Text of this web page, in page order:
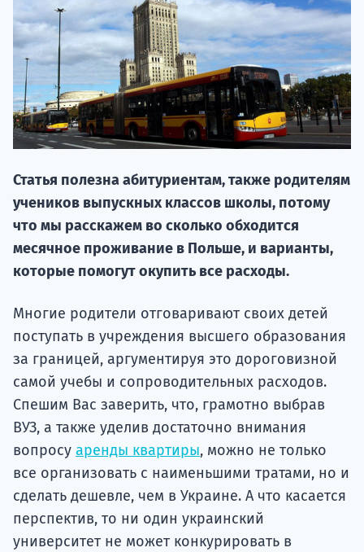
Статья полезна абитуриентам, также родителям
учеников выпускных классов школы, потому
что мы расскажем во сколько обходится
месячное проживание в Польше, и варианты,
которые помогут окупить все расходы.
Многие родители отговаривают своих детей
поступать в учреждения высшего образования
за границей, аргументируя это дороговизной
самой учебы и сопроводительных расходов.
Спешим Вас заверить, что, грамотно выбрав
ВУЗ, а также уделив достаточно внимания
вопросу аренды квартиры, можно не только
все организовать с наименьшими тратами, но и
сделать дешевле, чем в Украине. А что касается
перспектив, то ни один украинский
университет не может конкурировать в
НАБОР